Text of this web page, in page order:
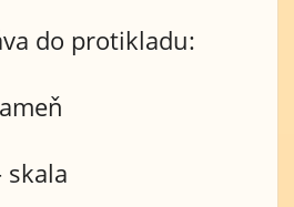
do protikladu:
skala